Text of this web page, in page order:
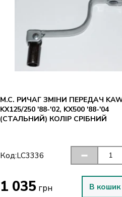
M.C. РИЧАГ ЗМІНИ ПЕРЕДАЧ
KX125/250 '88-'02, KX500 '88-'04
(СТАЛЬНИЙ) КОЛІР СРІБНИЙ
Код:LC3336
1 035 грн В кошик